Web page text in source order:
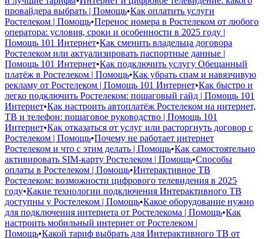
провайдера выбрать | Помощь•Как оплатить услуги
Ростелеком | Помощь•Перенос номера в Ростелеком от любого
оператора: условия, сроки и особенности в 2025 году |
Помощь 101 Интернет•Как сменить владельца договора
Ростелеком или актуализировать паспортные данные |
Помощь 101 Интернет•Как подключить услугу Обещанный
платёж в Ростелеком | Помощь•Как убрать спам и навязчивую
рекламу от Ростелеком | Помощь 101 Интернет•Как быстро и
легко подключить Ростелеком: пошаговый гайд | Помощь 101
Интернет•Как настроить автоплатёж Ростелеком на интернет,
ТВ и телефон: пошаговое руководство | Помощь 101
Интернет•Как отказаться от услуг или расторгнуть договор с
Ростелеком | Помощь•Почему не работает интернет
Ростелеком и что с этим делать | Помощь•Как самостоятельно
активировать SIM-карту Ростелеком | Помощь•Способы
оплаты в Ростелеком | Помощь•Интерактивное ТВ
Ростелеком: возможности цифрового телевидения в 2025
году•Какие технологии подключения Интерактивного ТВ
доступны у Ростелеком | Помощь•Какое оборудование нужно
для подключения интернета от Ростелекома | Помощь•Как
настроить мобильный интернет от Ростелеком |
Помощь•Какой тариф выбрать для Интерактивного ТВ от